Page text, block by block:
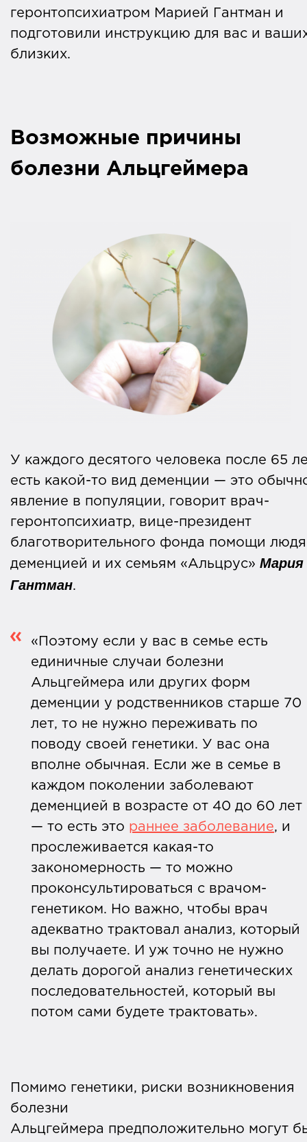
геронтопсихиатром Марией Гантман и
подготовили инструкцию для вас и
близких.
Возможные причины
болезни Альцгеймера
У каждого десятого человека после 65
есть какой-то вид деменции — это
явление в популяции, говорит врач-
геронтопсихиатр, вице-президент
благотворительного фонда помощи
деменцией и их семьям «Альцрус» Мария
Гантман.
«Поэтому если у вас в семье есть
единичные случаи болезни
Альцгеймера или других форм
деменции у родственников старше 70
лет, то не нужно переживать по
поводу своей генетики. У вас она
вполне обычная. Если же в семье в
каждом поколении заболевают
деменцией в возрасте от 40 до 60 лет
— то есть это раннее заболевание, и
прослеживается какая-то
закономерность — то можно
проконсультироваться с врачом-
генетиком. Но важно, чтобы врач
адекватно трактовал анализ, который
вы получаете. И уж точно не нужно
делать дорогой анализ генетических
последовательностей, который вы
потом сами будете трактовать».
Помимо генетики, риски возникновения
болезни
Альцгеймера предположительно могут